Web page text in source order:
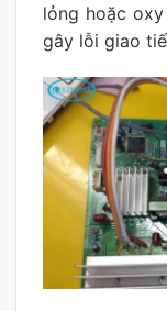
lỏng hoặc
gây lỗi giao